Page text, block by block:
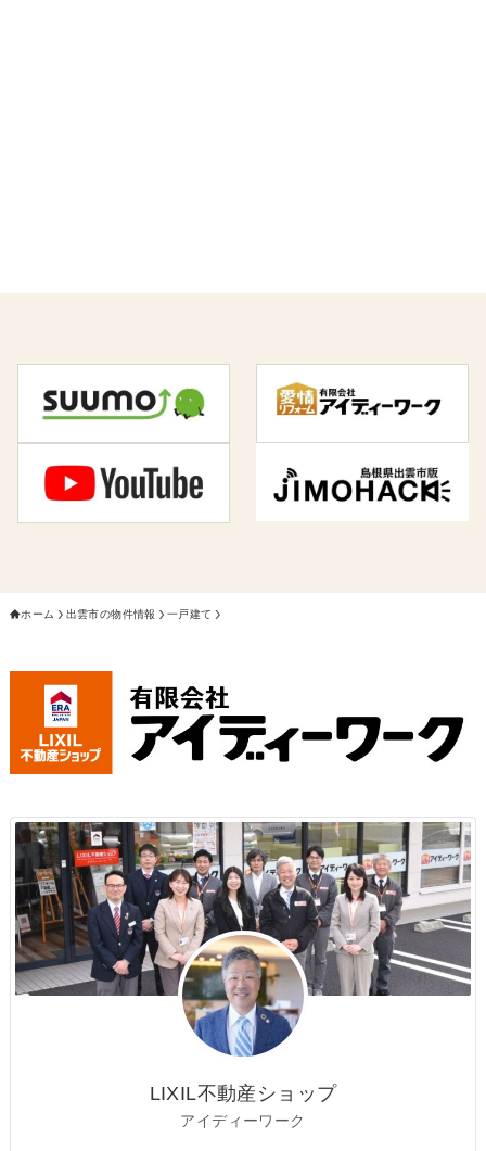
ホーム 出雲市の物件情報 一戸建て
LIXIL不動産ショップ
アイディーワーク